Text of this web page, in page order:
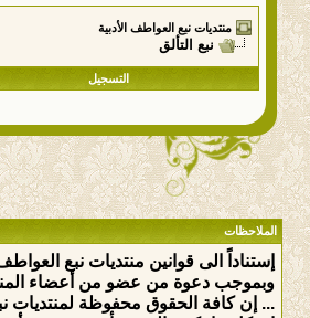
منتديات نبع العواطف الأدبية
نبع التألق
التسجيل
الملاحظات
إستناداً الى قوانين منتديات نبع
وبموجب دعوة من عضو من أعضاء
... إن كافة الحقوق محفوظة لمنتديات